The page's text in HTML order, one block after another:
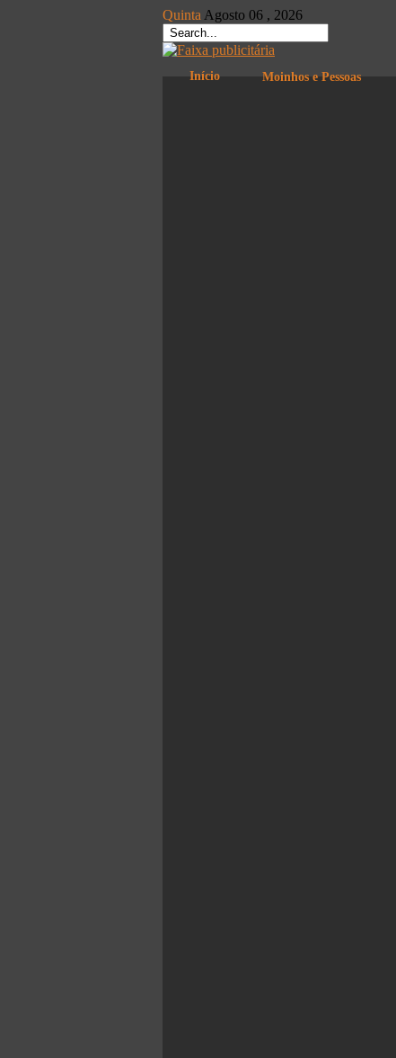
Quinta Agosto 06 , 2026
Início Moinhos e Pessoas